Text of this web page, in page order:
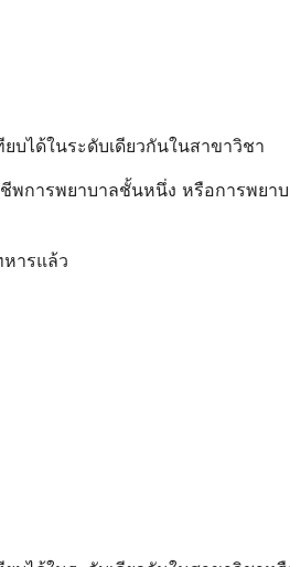
ได้ในระดับเดียวกันในสาขาวิชา
พการพยาบาลชั้นหนึ่ง หรือการพยา
ารแล้ว